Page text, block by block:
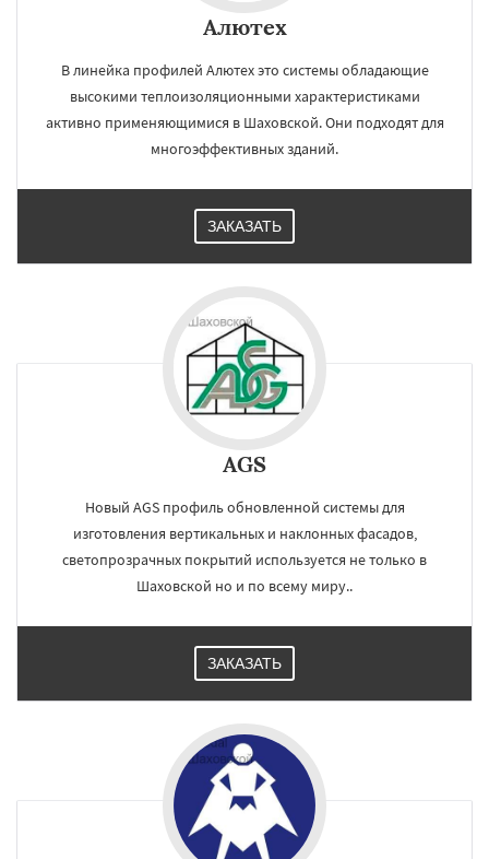
Алютех
В линейка профилей Алютех это системы обладающие
высокими теплоизоляционными характеристиками
активно применяющимися в Шаховской. Они подходят для
многоэффективных зданий.
ЗАКАЗАТЬ
AGS
Новый AGS профиль обновленной системы для
изготовления вертикальных и наклонных фасадов,
светопрозрачных покрытий используется не только в
Шаховской но и по всему миру..
ЗАКАЗАТЬ